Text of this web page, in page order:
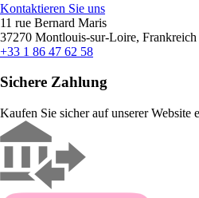
Kontaktieren Sie uns
11 rue Bernard Maris
37270 Montlouis-sur-Loire, Frankreich
+33 1 86 47 62 58
Sichere Zahlung
Kaufen Sie sicher auf unserer Website